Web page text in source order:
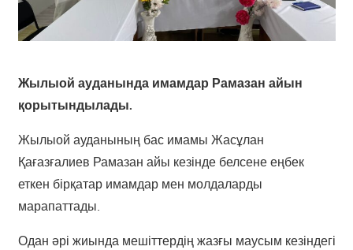
Жылыой ауданында имамдар Рамазан айын
қорытындылады.
Жылыой ауданының бас имамы Жасұлан
Қағазғалиев Рамазан айы кезінде белсене еңбек
еткен бірқатар имамдар мен молдаларды
марапаттады.
Одан әрі жиында мешіттердің жазғы маусым кезіндегі